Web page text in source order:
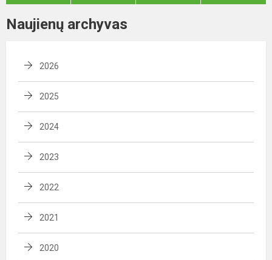
Naujienų archyvas
2026
2025
2024
2023
2022
2021
2020